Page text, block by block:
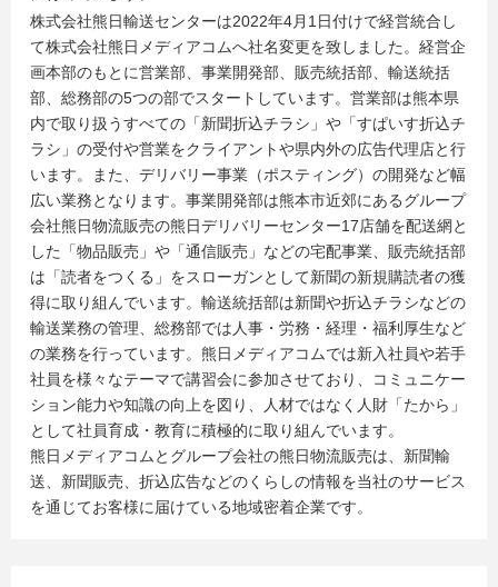
株式会社熊日輸送センターは2022年4月1日付けで経営統合し
て株式会社熊日メディアコムへ社名変更を致しました。経営企
画本部のもとに営業部、事業開発部、販売統括部、輸送統括
部、総務部の5つの部でスタートしています。営業部は熊本県
内で取り扱うすべての「新聞折込チラシ」や「すぱいす折込チ
ラシ」の受付や営業をクライアントや県内外の広告代理店と行
います。また、デリバリー事業（ポスティング）の開発など幅
広い業務となります。事業開発部は熊本市近郊にあるグループ
会社熊日物流販売の熊日デリバリーセンター17店舗を配送網と
した「物品販売」や「通信販売」などの宅配事業、販売統括部
は「読者をつくる」をスローガンとして新聞の新規購読者の獲
得に取り組んでいます。輸送統括部は新聞や折込チラシなどの
輸送業務の管理、総務部では人事・労務・経理・福利厚生など
の業務を行っています。熊日メディアコムでは新入社員や若手
社員を様々なテーマで講習会に参加させており、コミュニケー
ション能力や知識の向上を図り、人材ではなく人財「たから」
として社員育成・教育に積極的に取り組んでいます。
熊日メディアコムとグループ会社の熊日物流販売は、新聞輸
送、新聞販売、折込広告などのくらしの情報を当社のサービス
を通じてお客様に届けている地域密着企業です。